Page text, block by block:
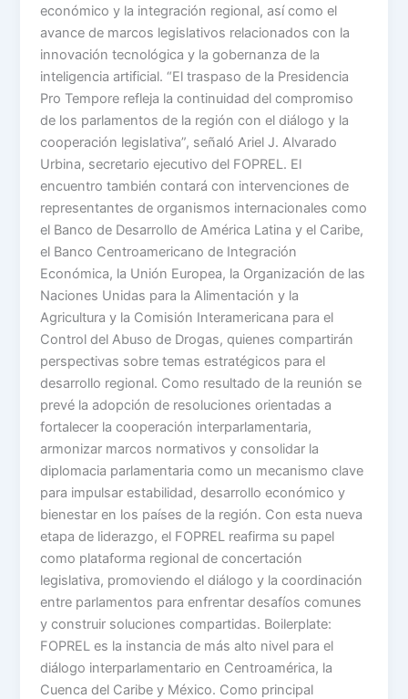
económico y la integración regional, así como el
avance de marcos legislativos relacionados con la
innovación tecnológica y la gobernanza de la
inteligencia artificial. “El traspaso de la Presidencia
Pro Tempore refleja la continuidad del compromiso
de los parlamentos de la región con el diálogo y la
cooperación legislativa”, señaló Ariel J. Alvarado
Urbina, secretario ejecutivo del FOPREL. El
encuentro también contará con intervenciones de
representantes de organismos internacionales como
el Banco de Desarrollo de América Latina y el Caribe,
el Banco Centroamericano de Integración
Económica, la Unión Europea, la Organización de las
Naciones Unidas para la Alimentación y la
Agricultura y la Comisión Interamericana para el
Control del Abuso de Drogas, quienes compartirán
perspectivas sobre temas estratégicos para el
desarrollo regional. Como resultado de la reunión se
prevé la adopción de resoluciones orientadas a
fortalecer la cooperación interparlamentaria,
armonizar marcos normativos y consolidar la
diplomacia parlamentaria como un mecanismo clave
para impulsar estabilidad, desarrollo económico y
bienestar en los países de la región. Con esta nueva
etapa de liderazgo, el FOPREL reafirma su papel
como plataforma regional de concertación
legislativa, promoviendo el diálogo y la coordinación
entre parlamentos para enfrentar desafíos comunes
y construir soluciones compartidas. Boilerplate:
FOPREL es la instancia de más alto nivel para el
diálogo interparlamentario en Centroamérica, la
Cuenca del Caribe y México. Como principal